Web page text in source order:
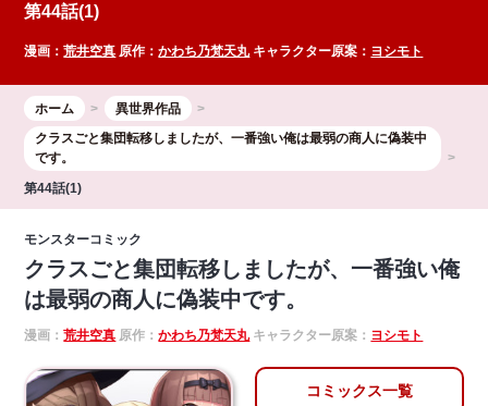
第44話(1)
漫画：荒井空真 原作：かわち乃梵天丸キャラクター原案： ヨシモト
ホーム
異世界作品
クラスごと集団転移しましたが、一番強い俺は最弱の商人に偽装中
です。
第44話(1)
モンスターコミック
クラスごと集団転移しましたが、一番強い俺
は最弱の商人に偽装中です。
漫画：荒井空真 原作：かわち乃梵天丸キャラクター原案： ヨシモト
コミックス一覧